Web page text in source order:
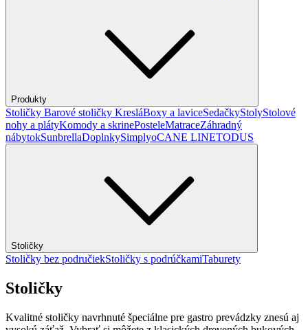
Produkty
Stoličky Barové stoličky KresláBoxy a laviceSedačkyStolyStolové
nohy a plátyKomody a skrinePosteleMatraceZáhradný
nábytokSunbrellaDoplnkySimplyoCANE LINETODUS
Stoličky
Stoličky bez područiekStoličky s podrúčkamiTaburety
Stoličky
Kvalitné stoličky navrhnuté špeciálne pre gastro prevádzky znesú aj